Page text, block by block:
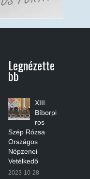
Legnézette
Bb
XIII.
Bíborpi
ros
Szép Rózsa
Országos
Népzenei
Vetélkedő
2023-10-28